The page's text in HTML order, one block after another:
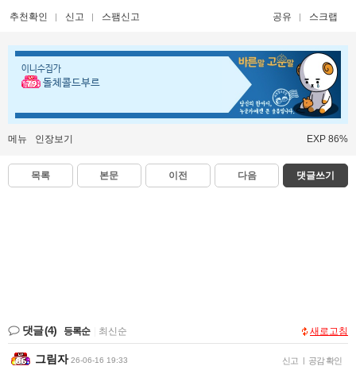
추천확인 신고 스팸신고 공유 스크랩
이니수집가
돌체콜드부르
메뉴 인장보기 EXP 86%
목록 본문 이전 다음 댓글쓰기
댓글(4) 등록순 최신순 새로고침
그림자 26-06-16 19:33 신고 | 공감 확인